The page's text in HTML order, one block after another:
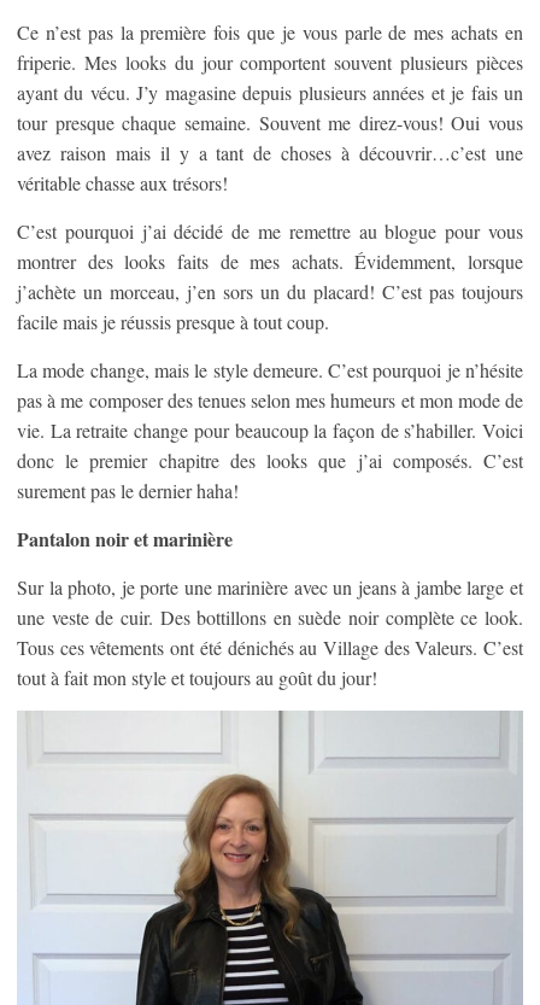
Ce n’est pas la première fois que je vous parle de mes achats en
friperie. Mes looks du jour comportent souvent plusieurs pièces
ayant du vécu. J’y magasine depuis plusieurs années et je fais un
tour presque chaque semaine. Souvent me direz-vous! Oui vous
avez raison mais il y a tant de choses à découvrir…c’est une
véritable chasse aux trésors!
C’est pourquoi j’ai décidé de me remettre au blogue pour vous
montrer des looks faits de mes achats. Évidemment, lorsque
j’achète un morceau, j’en sors un du placard! C’est pas toujours
facile mais je réussis presque à tout coup.
La mode change, mais le style demeure. C’est pourquoi je n’hésite
pas à me composer des tenues selon mes humeurs et mon mode de
vie. La retraite change pour beaucoup la façon de s’habiller. Voici
donc le premier chapitre des looks que j’ai composés. C’est
surement pas le dernier haha!
Pantalon noir et marinière
Sur la photo, je porte une marinière avec un jeans à jambe large et
une veste de cuir. Des bottillons en suède noir complète ce look.
Tous ces vêtements ont été dénichés au Village des Valeurs. C’est
tout à fait mon style et toujours au goût du jour!